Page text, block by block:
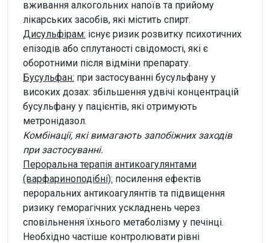
вживання алкогольних напоїв та прийому
лікарських засобів, які містить спирт.
Дисульфірам: існує ризик розвитку психотичних
епізодів або сплутаності свідомості, які є
оборотними після відміни препарату.
Бусульфан: при застосуванні бусульфану у
високих дозах: збільшення удвічі концентрацій
бусульфану у пацієнтів, які отримують
метронідазол.
Комбінації, які вимагають запобіжних заходів
при застосуванні.
Пероральна терапія антикоагулянтами
(варфариноподібні): посилення ефектів
пероральних антикоагулянтів та підвищення
ризику геморагічних ускладнень через
сповільнення їхнього метаболізму у печінці.
Необхідно частіше контролювати рівні